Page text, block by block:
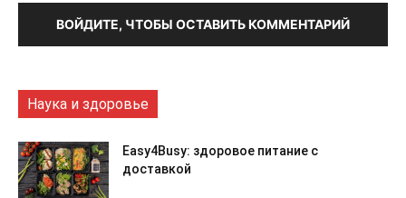
ВОЙДИТЕ, ЧТОБЫ ОСТАВИТЬ КОММЕНТАРИЙ
Наука и здоровье
Easy4Busy: здоровое питание с
доставкой